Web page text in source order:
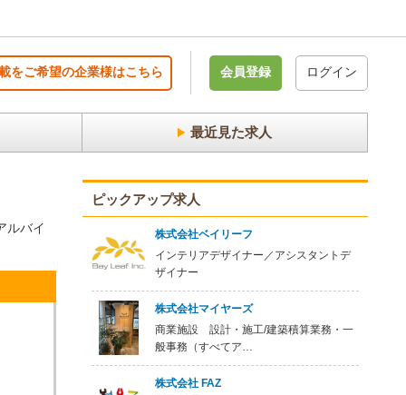
をご希望の企業様はこちら 会員登録 ログイン
最近見た求人
ルバイ
ピックアップ求人
株式会社ベイリーフ
インテリアデザイナー／アシスタントデ
ザイナー
株式会社マイヤーズ
商業施設 設計・施工/建築積算業務・一
般事務（すべてア…
株式会社 FAZ